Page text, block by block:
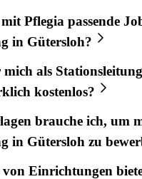
mitPflegia passende
in Gütersloh?
als Stationsleitung
kostenlos?
brauche ich, um
in Gütersloh zu
von Einrichtungen